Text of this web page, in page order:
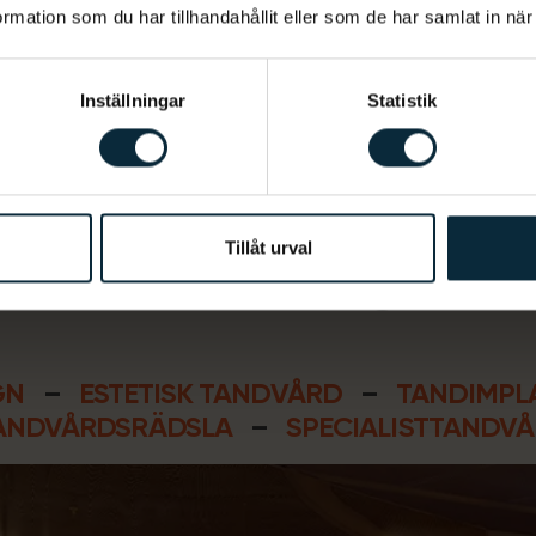
som du har tillhandahållit eller som de har samlat in
Inställningar Statistik
Tillåt urval
strävar alltid efter att ge dig hållbar
tandvård av högsta kvalitet.
Våra behandlingar
– ESTETISK TANDVÅRD –
–